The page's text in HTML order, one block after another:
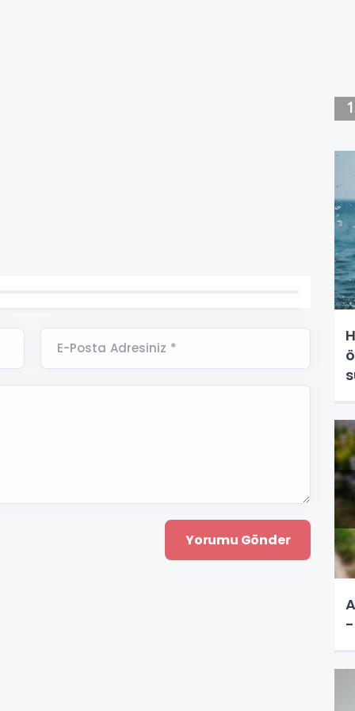
E-Posta Adresiniz *